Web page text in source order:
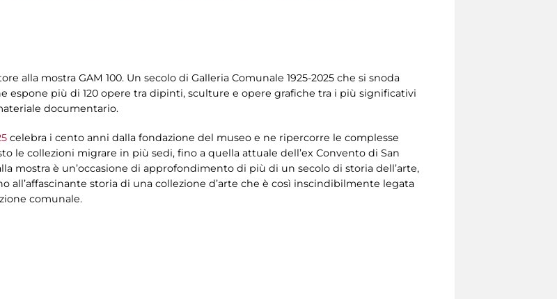
alla mostra GAM 100. Un secolo di Galleria Comunale 1925-2025 che si snoda
espone più di 120 opere tra dipinti, sculture e opere grafiche tra i più significativi
documentario.
celebra i cento anni dalla fondazione del museo e ne ripercorre le complesse
le collezioni migrare in più sedi, fino a quella attuale dell’ex Convento di San
mostra è un’occasione di approfondimento di più di un secolo di storia dell’arte,
all’affascinante storia di una collezione d’arte che è così inscindibilmente legata
comunale.